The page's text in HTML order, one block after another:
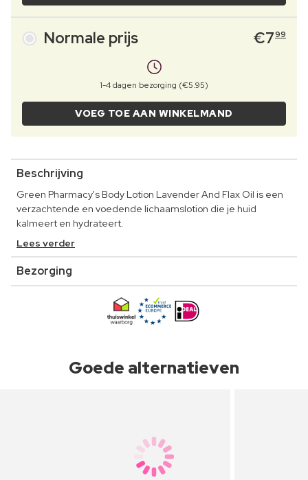
Normale prijs €799
1-4 dagen bezorging (€5.95)
VOEG TOE AAN WINKELMAND
Beschrijving
Green Pharmacy's Body Lotion Lavender And Flax Oil is een
verzachtende en voedende lichaamslotion die je huid
kalmeert en hydrateert.
Lees verder
Bezorging
Goede alternatieven